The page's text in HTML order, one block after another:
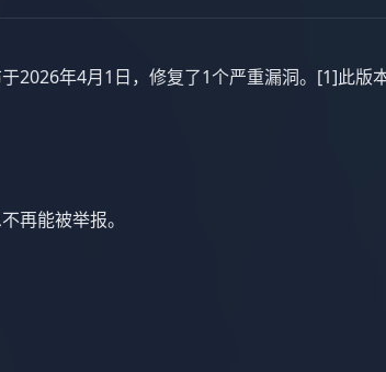
2026年4月1日，修复了1个严重漏洞。[1]此版
再能被举报。